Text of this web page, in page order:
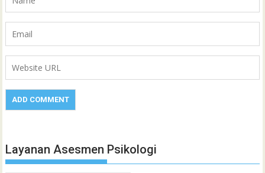
Layanan Asesmen Psikologi